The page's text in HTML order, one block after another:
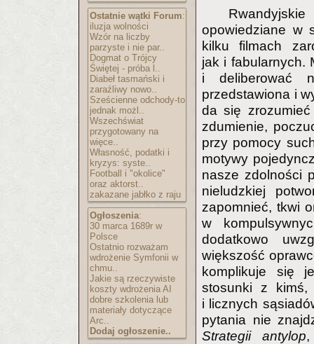
Ostatnie wątki Forum:
iluzja wolności
Wzór na liczby
parzyste i nie par..
Dogmat o Trójcy
Świętej - próba l..
Diabeł tasmański i
zaraźliwy nowo..
Sześcienne odchody-to
jednak możl..
Wszechświat
przygotowany na
więce..
Własność, podatki i
kryzys: syste..
Football i "okolice"
oraz aktorst..
zakazane jabłko z raju
Ogłoszenia:
30 marca 1689r w
Polsce
Ostatnio rozważam
wdrożenie Symfonii w
chmu..
Jakie są rzeczywiste
koszty wdrożenia AI
dobre szkolenia lub
materiały dotyczące
Arc..
Dodaj ogłoszenie..
opowiedziane w
kilku filmach
jak i fabularnych.
i deliberować
przedstawiona i
da się
zdumienie,
przy pomocy
motywy
nasze zdolności
nieludzkiej
zapomnieć, tkwi
w
dodatkowo
większość
komplikuje się
stosunki z kimś,
i licznych
pytania nie
Strategii antylop,